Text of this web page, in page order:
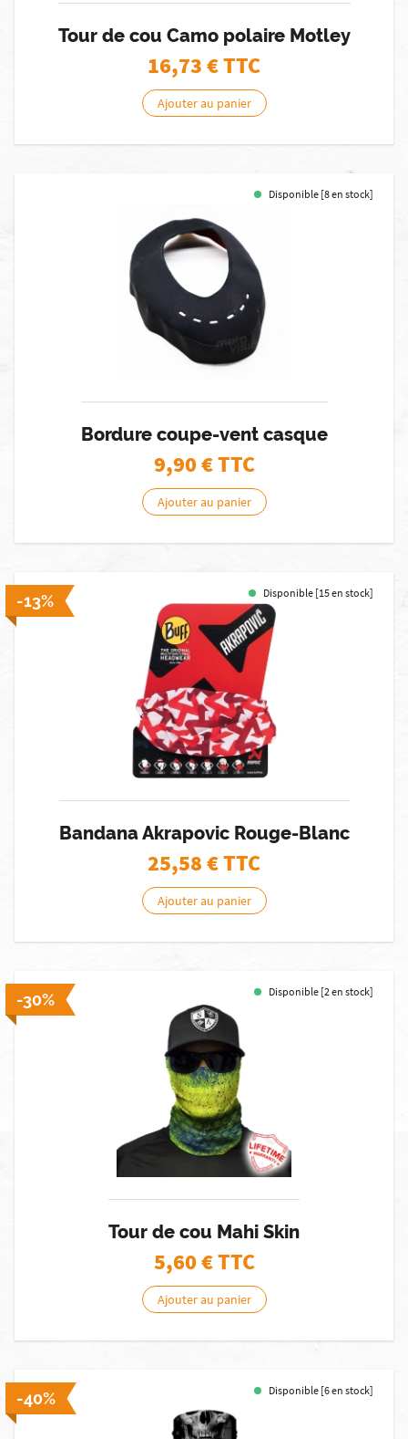
Tour de cou Camo polaire Motley
16,73€ TTC
Ajouter au panier
Disponible [8 en stock]
Bordure coupe-vent casque
9,90€ TTC
Ajouter au panier
-13% Disponible [15 en stock]
Bandana Akrapovic Rouge-Blanc
25,58€ TTC
Ajouter au panier
-30% Disponible [2 en stock]
Tour de cou Mahi Skin
5,60€ TTC
Ajouter au panier
-40% Disponible [6 en stock]